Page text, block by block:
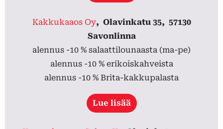
Kakkukaaos Oy, Olavinkatu 35, 57130
Savonlinna
alennus -10 % salaattilounaasta (ma-pe)
alennus -10 % erikoiskahveista
alennus -10 % Brita-kakkupalasta
Lue lisää